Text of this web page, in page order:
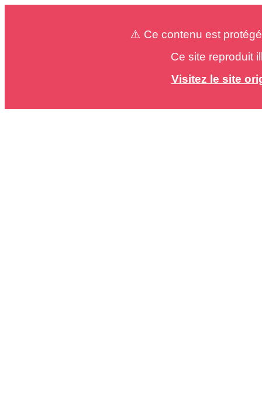
⚠️ Ce contenu est
Ce site reproduit
Visitez le site